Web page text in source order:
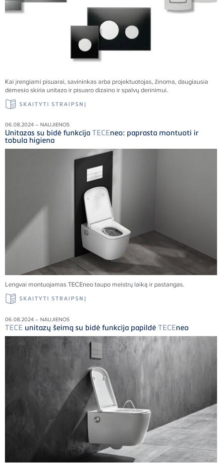
Kai įrengiami pisuarai, savininkas arba projektuotojas, žinoma, daugiausia
dėmesio skiria unitazo ir pisuaro dizaino ir spalvų derinimui.
SKAITYTI STRAIPSNĮ
06.08.2024 – NAUJIENOS
Unitazas su bidė funkcija TECEneo: paprasta montuoti ir
tobula higiena
Lengvai montuojamasTECEneo taupo meistrų laiką ir pastangas.
SKAITYTI STRAIPSNĮ
06.08.2024 – NAUJIENOS
TECE unitazų šeimą su bidė funkcija papildė TECEneo